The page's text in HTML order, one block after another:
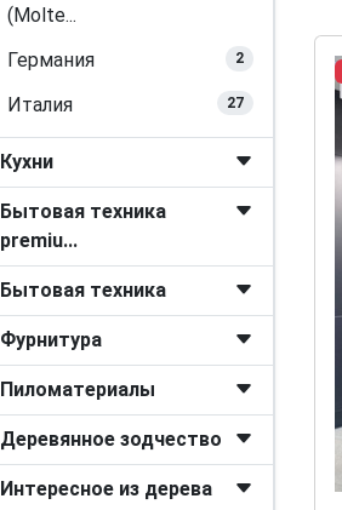
(Molte...
Германия 2
Италия 27
Кухни
Бытовая техника
premiu...
Бытовая техника
Фурнитура
Пиломатериалы
Деревянное зодчество
Интересное из дерева